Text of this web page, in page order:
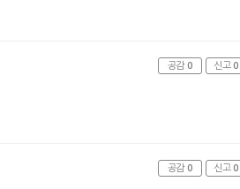
공감 0 신고 0
공감 0 신고 0